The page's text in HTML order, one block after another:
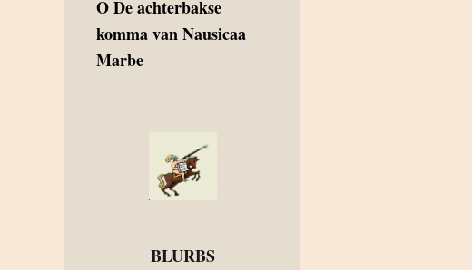
ODe achterbakse
komma van Nausicaa
Marbe
BLURBS